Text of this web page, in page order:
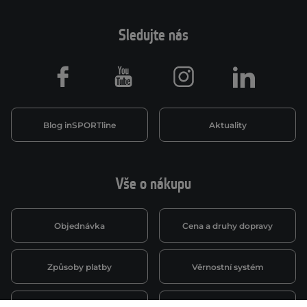
Vše o nákupu
Objednávka Cena a druhy dopravy
Způsoby platby Věrnostní systém
Sledujte nás
Blog inSPORTline Aktuality
Facebook Youtube Instagram LinkedIn